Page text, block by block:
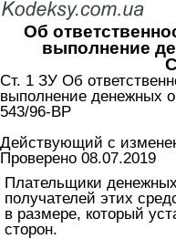
Об
выполнение
Ст. 1 ЗУ Об
выполнение денежных
543/96-ВР
Действующий с
Проверено 08.07.2019
Плательщики
получателей этих
в размере, который
сторон.